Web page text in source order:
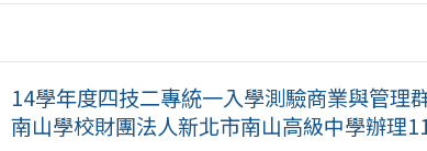
14學年度四技二專統一入學測驗商業與管理
南山學校財團法人新北市南山高級中學辦理